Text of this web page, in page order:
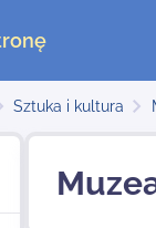
Sztuka i kultura